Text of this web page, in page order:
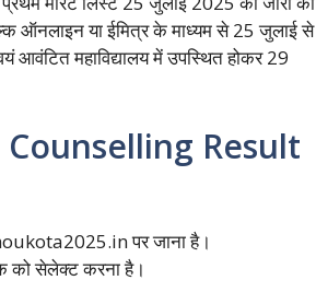
ऑनलाइन या ईमित्र के माध्यम से 25 जुलाई से
आवंटित महाविद्यालय में उपस्थित होकर 29
Counselling Result
पर जाना है।
को सेलेक्ट करना है।